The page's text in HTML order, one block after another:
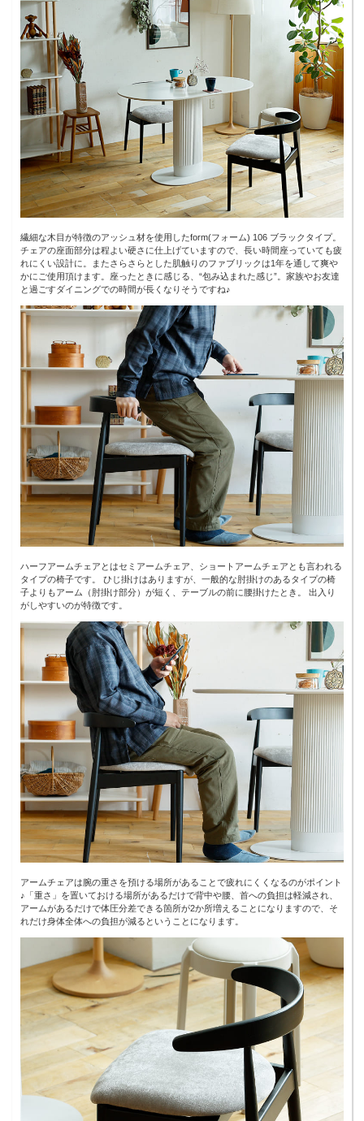
繊細な木目が特徴のアッシュ材を使用したform(フォーム) 106 ブラックタイプ。
チェアの座面部分は程よい硬さに仕上げていますので、長い時間座っていても疲
れにくい設計に。またさらさらとした肌触りのファブリックは1年を通して爽や
かにご使用頂けます。座ったときに感じる、“包み込まれた感じ”。家族やお友達
と過ごすダイニングでの時間が長くなりそうですね♪
ハーフアームチェアとはセミアームチェア、ショートアームチェアとも言われる
タイプの椅子です。 ひじ掛けはありますが、一般的な肘掛けのあるタイプの椅
子よりもアーム（肘掛け部分）が短く、テーブルの前に腰掛けたとき。 出入り
がしやすいのが特徴です。
アームチェアは腕の重さを預ける場所があることで疲れにくくなるのがポイント
♪「重さ」を置いておける場所があるだけで背中や腰、首への負担は軽減され、
アームがあるだけで体圧分差できる箇所が2か所増えることになりますので、そ
れだけ身体全体への負担が減るということになります。